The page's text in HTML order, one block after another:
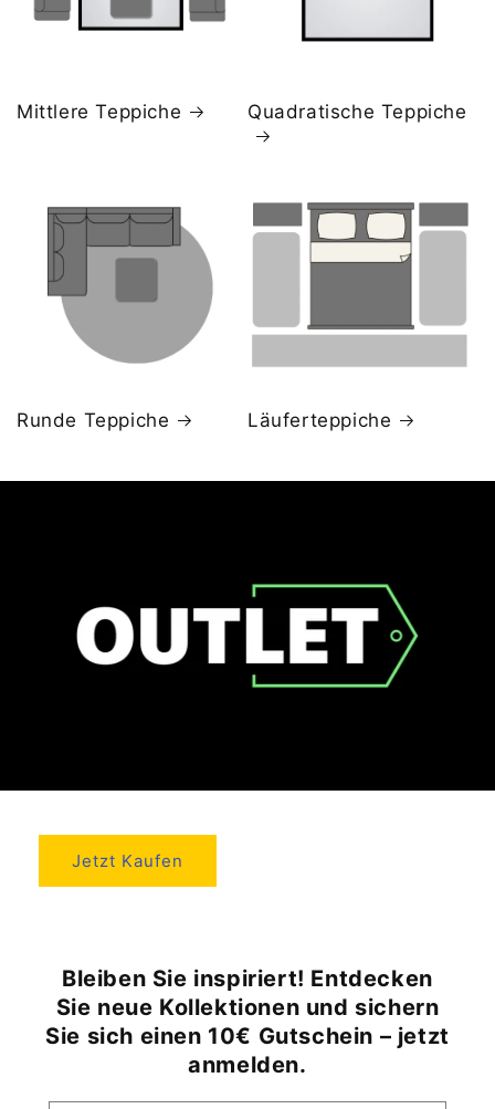
Mittlere Teppiche Quadratische Teppiche
Runde Teppiche Läuferteppiche
Jetzt Kaufen
Bleiben Sie inspiriert! Entdecken
Sie neue Kollektionen und sichern
Sie sich einen 10€ Gutschein – jetzt
anmelden.